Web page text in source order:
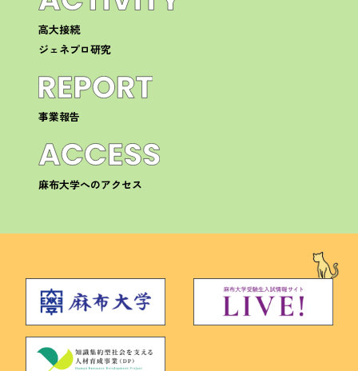
高大接続
ジェネプロ研究
事業報告
麻布大学へのアクセス